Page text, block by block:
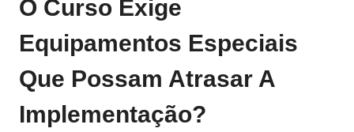
O Curso Exige
Equipamentos Especiais
Que Possam Atrasar A
Implementação?